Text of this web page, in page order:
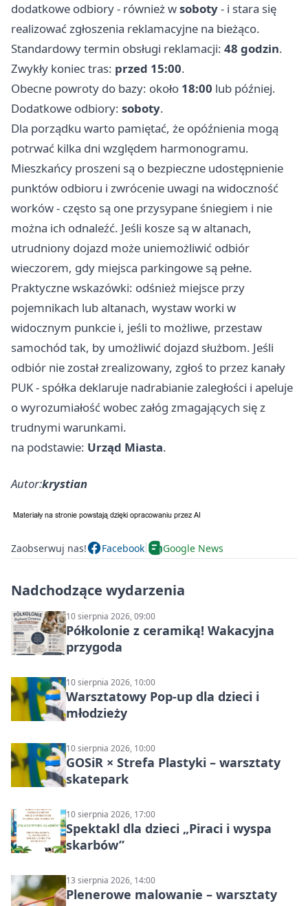
dodatkowe odbiory - również wsoboty- i stara się
realizować zgłoszenia reklamacyjne na bieżąco.
Standardowy termin obsługi reklamacji: 48 godzin.
Zwykły koniec tras: przed 15:00.
Obecne powroty do bazy: około 18:00 lub później.
Dodatkowe odbiory: soboty.
Dla porządku warto pamiętać, że opóźnienia mogą
potrwać kilka dni względem harmonogramu.
Mieszkańcy proszeni są o bezpieczne udostępnienie
punktów odbioru i zwrócenie uwagi na widoczność
worków - często są one przysypane śniegiem i nie
można ich odnaleźć. Jeśli kosze są w altanach,
utrudniony dojazd może uniemożliwić odbiór
wieczorem, gdy miejsca parkingowe są pełne.
Praktyczne wskazówki: odśnież miejsce przy
pojemnikach lub altanach, wystaw worki w
widocznym punkcie i, jeśli to możliwe, przestaw
samochód tak, by umożliwić dojazd służbom. Jeśli
odbiór nie został zrealizowany, zgłoś to przez kanały
PUK - spółka deklaruje nadrabianie zaległości i apeluje
o wyrozumiałość wobec załóg zmagających się z
trudnymi warunkami.
na podstawie: Urząd Miasta.
Autor:krystian
Zaobserwuj nas! Facebook Google News
Nadchodzące wydarzenia
10 sierpnia 2026, 09:00
Półkolonie z ceramiką! Wakacyjna
przygoda
10 sierpnia 2026, 10:00
Warsztatowy Pop-up dla dzieci i
młodzieży
10 sierpnia 2026, 10:00
GOSiR × Strefa Plastyki – warsztaty
skatepark
10 sierpnia 2026, 17:00
Spektakl dla dzieci „Piraci i wyspa
skarbów”
13 sierpnia 2026, 14:00
Plenerowe malowanie – warsztaty